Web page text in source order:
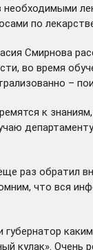
по
Смирнова
во время
–
к
раз обратил
что вся
кулак». Очень